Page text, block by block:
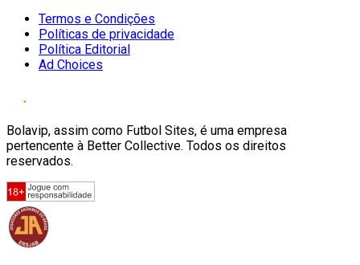
Termos e Condições
Políticas de privacidade
Política Editorial
Ad Choices
Bolavip, assim como Futbol Sites, é uma empresa
pertencente à Better Collective. Todos os direitos
reservados.